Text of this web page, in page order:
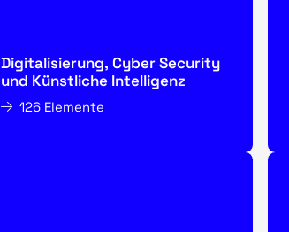
Digitalisierung, Cyber Security
und Künstliche Intelligenz
126 Elemente